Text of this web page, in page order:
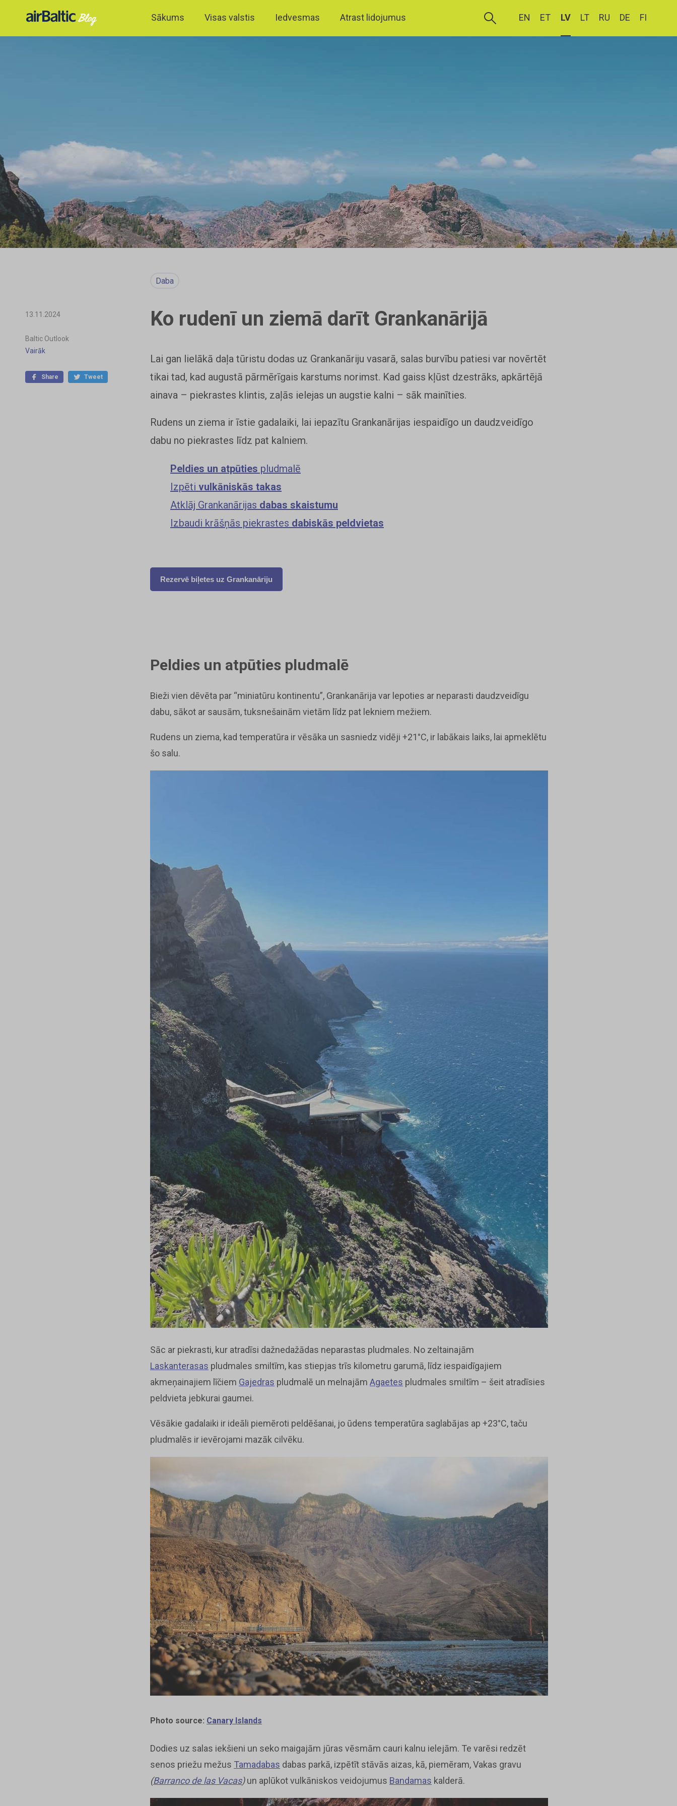
Sākums Visas valstis Iedvesmas Atrast lidojumus EN ET LV LT RU DE FI
13.11.2024
Baltic Outlook
Vairāk
Share Tweet
Daba
Ko rudenī un ziemā darīt Grankanārijā
Lai gan lielākā daļa tūristu dodas uz Grankanāriju vasarā, salas burvību patiesi var novērtēt
tikai tad, kad augustā pārmērīgais karstums norimst. Kad gaiss kļūst dzestrāks, apkārtējā
ainava – piekrastes klintis, zaļās ielejas un augstie kalni – sāk mainīties.
Rudens un ziema ir īstie gadalaiki, lai iepazītu Grankanārijas iespaidīgo un daudzveidīgo
dabu no piekrastes līdz pat kalniem.
Peldies un atpūties pludmalē
Izpēti vulkāniskās takas
Atklāj Grankanārijas dabas skaistumu
Izbaudi krāšņās piekrastes dabiskās peldvietas
Rezervē biļetes uz Grankanāriju
Peldies un atpūties pludmalē
Bieži vien dēvēta par “miniatūru kontinentu”, Grankanārija var lepoties ar neparasti daudzveidīgu
dabu, sākot ar sausām, tuksnešainām vietām līdz pat lekniem mežiem.
Rudens un ziema, kad temperatūra ir vēsāka un sasniedz vidēji +21°C, ir labākais laiks, lai apmeklētu
šo salu.
Sāc ar piekrasti, kur atradīsi dažnedažādas neparastas pludmales. No zeltainajām
Laskanterasas pludmales smiltīm, kas stiepjas trīs kilometru garumā, līdz iespaidīgajiem
akmeņainajiem līčiem Gajedras pludmalē un melnajām Agaetes pludmales smiltīm – šeit atradīsies
peldvieta jebkurai gaumei.
Vēsākie gadalaiki ir ideāli piemēroti peldēšanai, jo ūdens temperatūra saglabājas ap +23°C, taču
pludmalēs ir ievērojami mazāk cilvēku.
Photo source: Canary Islands
Dodies uz salas iekšieni un seko maigajām jūras vēsmām cauri kalnu ielejām. Te varēsi redzēt
senos priežu mežus Tamadabas dabas parkā, izpētīt stāvās aizas, kā, piemēram, Vakas gravu
(Barranco de las Vacas)un aplūkot vulkāniskos veidojumus Bandamas kalderā.